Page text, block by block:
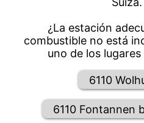
¿La estación
combustible no está
uno de los
6110
6110 Fontannen